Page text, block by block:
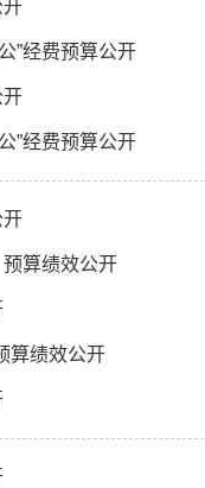
开
”经费预算公开
开
”经费预算公开
开
算绩效公开
算绩效公开